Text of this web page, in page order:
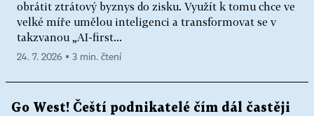
obrátit ztrátový byznys do zisku. Využít k tomu chce ve
velké míře umělou inteligenci a transformovat se v
takzvanou „AI-first...
24. 7. 2026 ▪ 3 min. čtení
Go West! Čeští podnikatelé čím dál častěji